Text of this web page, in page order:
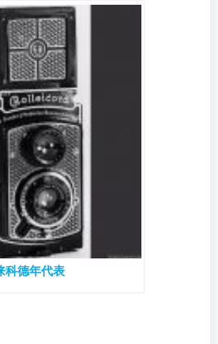
德年代表